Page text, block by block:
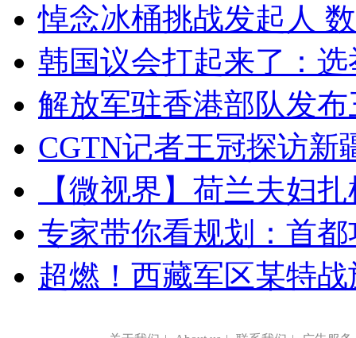
悼念冰桶挑战发起人
韩国议会打起来了：
解放军驻香港部队发
CGTN记者王冠探访新
【微视界】荷兰夫妇
专家带你看规划：首
超燃！西藏军区某特